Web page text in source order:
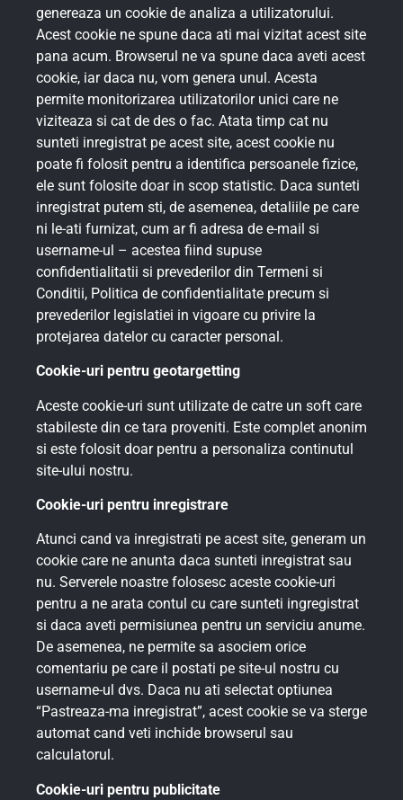
genereaza un cookie de analiza a utilizatorului.
Acest cookie ne spune daca ati mai vizitat acest site
pana acum. Browserul ne va spune daca aveti acest
cookie, iar daca nu, vom genera unul. Acesta
permite monitorizarea utilizatorilor unici care ne
viziteaza si cat de des o fac. Atata timp cat nu
sunteti inregistrat pe acest site, acest cookie nu
poate fi folosit pentru a identifica persoanele fizice,
ele sunt folosite doar in scop statistic. Daca sunteti
inregistrat putem sti, de asemenea, detaliile pe care
ni le-ati furnizat, cum ar fi adresa de e-mail si
username-ul – acestea fiind supuse
confidentialitatii si prevederilor din Termeni si
Conditii, Politica de confidentialitate precum si
prevederilor legislatiei in vigoare cu privire la
protejarea datelor cu caracter personal.
Cookie-uri pentru geotargetting
Aceste cookie-uri sunt utilizate de catre un soft care
stabileste din ce tara proveniti. Este complet anonim
si este folosit doar pentru a personaliza continutul
site-ului nostru.
Cookie-uri pentru inregistrare
Atunci cand va inregistrati pe acest site, generam un
cookie care ne anunta daca sunteti inregistrat sau
nu. Serverele noastre folosesc aceste cookie-uri
pentru a ne arata contul cu care sunteti ingregistrat
si daca aveti permisiunea pentru un serviciu anume.
De asemenea, ne permite sa asociem orice
comentariu pe care il postati pe site-ul nostru cu
username-ul dvs. Daca nu ati selectat optiunea
“Pastreaza-ma inregistrat”, acest cookie se va sterge
automat cand veti inchide browserul sau
calculatorul.
Cookie-uri pentru publicitate